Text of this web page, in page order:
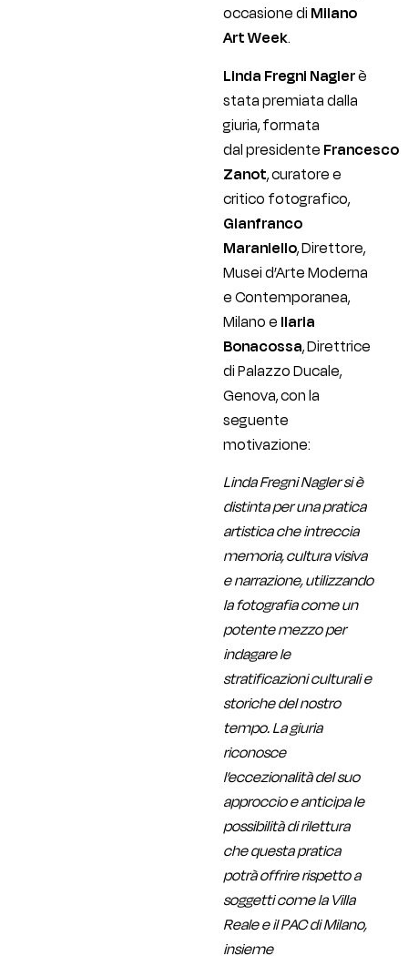
occasione di Milano
Art Week.
Linda Fregni Naglerè
stata premiata dalla
giuria, formata
dal presidente Francesco
Zanot, curatore e
critico fotografico,
Gianfranco
Maraniello, Direttore,
Musei d’Arte Moderna
e Contemporanea,
Milano e Ilaria
Bonacossa, Direttrice
di Palazzo Ducale,
Genova, con la
seguente
motivazione:
Linda Fregni Nagler si è
distinta per una pratica
artistica che intreccia
memoria, cultura visiva
e narrazione, utilizzando
la fotografia come un
potente mezzo per
indagare le
stratificazioni culturali e
storiche del nostro
tempo. La giuria
riconosce
l’eccezionalità del suo
approccio e anticipa le
possibilità di rilettura
che questa pratica
potrà offrire rispetto a
soggetti come la Villa
Reale e il PAC di Milano,
insieme